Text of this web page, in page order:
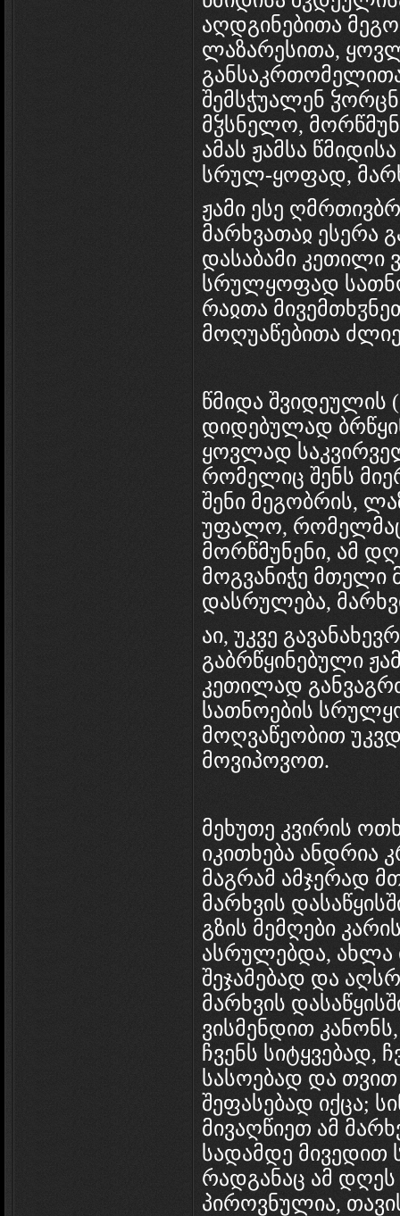
აღდგინებითა
ლაზარესითა,
შემსჭუალენ
მჴსნელო,
ამას ჟამსა
სრულ-ყოფად,
ჟამი ესე
მარხვათაჲ ესერა
დასაბამი კეთილი
სრულყოფად
რაჲთა
მოღუაწებითა
წმიდა შვიდეულის
დიდებულად
ყოვლად
რომელიც შენს
შენი მეგობრის,
უფალო, რომელმაც
მორწმუნენი, ამ
მოგვანიჭე მთელი
დასრულება,
აი, უკვე
გაბრწყინებული
კეთილად
სათნოების
მოღვაწეობით
მოვიპოვოთ.
მეხუთე კვირის
იკითხება ანდრია
მაგრამ ამჯერად
მარხვის
გზის მემღები
ასრულებდა, ახლა
შეჯამებად და
მარხვის
ვისმენდით
ჩვენს სიტყვებად,
სასოებად და
შეფასებად იქცა;
მივაღწიეთ ამ
სადამდე მივედით
რადგანაც ამ დღეს
პიროვნულია,